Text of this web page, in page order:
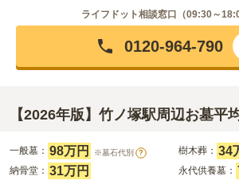
ライフドット相談窓口（09:30～
0120-964-790
【2026年版】竹ノ塚駅周辺お墓平
一般墓： 98万円 ※墓石代別 ? 樹木葬： 34
納骨堂： 31万円 永代供養墓：